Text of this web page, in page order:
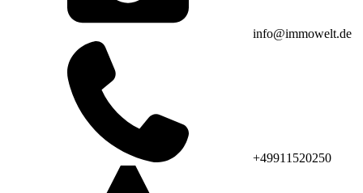
info@immowelt.de
+49911520250